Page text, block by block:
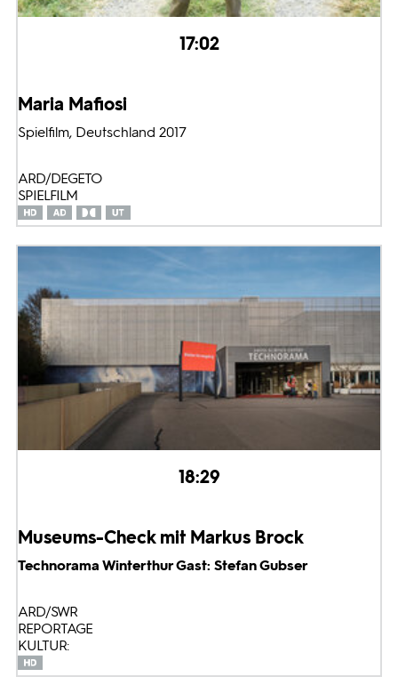
17:02
Maria Mafiosi
Spielfilm, Deutschland 2017
ARD/DEGETO
SPIELFILM
18:29
Museums-Check mit Markus Brock
Technorama Winterthur Gast: Stefan Gubser
ARD/SWR
REPORTAGE
KULTUR: